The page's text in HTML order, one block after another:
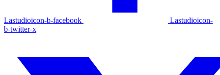
Lastudioicon-b-facebook
Lastudioicon-
b-twitter-x